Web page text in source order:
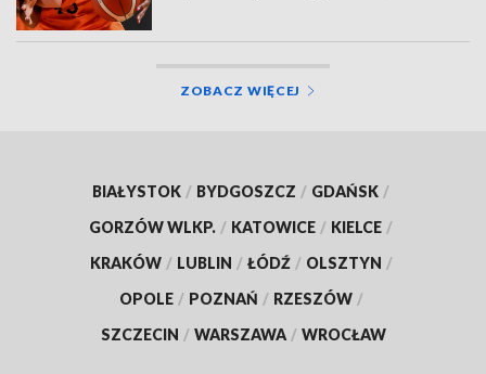
ZOBACZ WIĘCEJ
BIAŁYSTOK / BYDGOSZCZ / GDAŃSK /
GORZÓW WLKP. / KATOWICE / KIELCE /
KRAKÓW / LUBLIN / ŁÓDŹ / OLSZTYN /
OPOLE / POZNAŃ / RZESZÓW /
SZCZECIN / WARSZAWA / WROCŁAW